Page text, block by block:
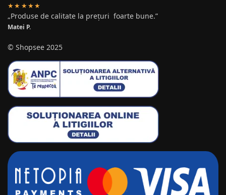
★★★★★
„Produse de calitate la prețuri foarte bune.”
Matei P.
© Shopsee 2025